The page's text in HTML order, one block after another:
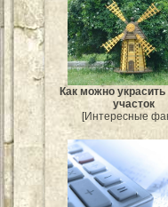
Как можно
участок
[Интересные